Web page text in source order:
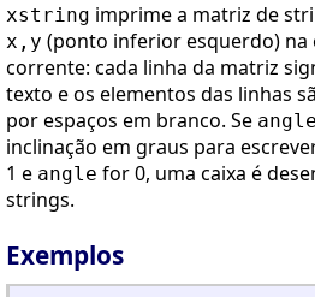
xstring imprime a matriz de
x,y (ponto inferior esquerdo) na
corrente: cada linha da matriz
texto e os elementos das linhas
por espaços em branco. Se angle
inclinação em graus para
1 e angle for 0, uma caixa é
strings.
Exemplos